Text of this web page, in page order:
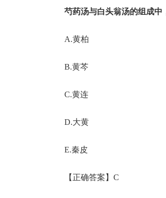
芍药汤与白头翁汤的组成中
A.黄柏
B.黄芩
C.黄连
D.大黄
E.秦皮
【正确答案】C